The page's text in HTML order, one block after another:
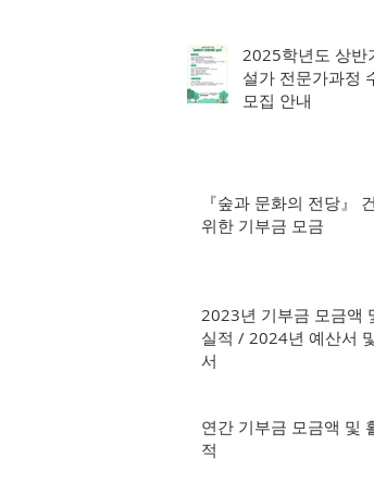
2025학년도 상반
설가 전문가과정
모집 안내
『숲과 문화의 전당』
위한 기부금 모금
2023년 기부금 모금액
실적 / 2024년 예산서
서
연간 기부금 모금액 및
적